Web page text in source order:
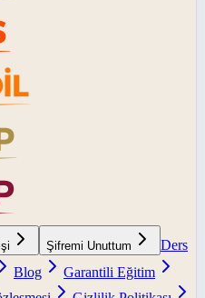
Şifremi Unuttum
Ders
Blog
Garantili Eğitim